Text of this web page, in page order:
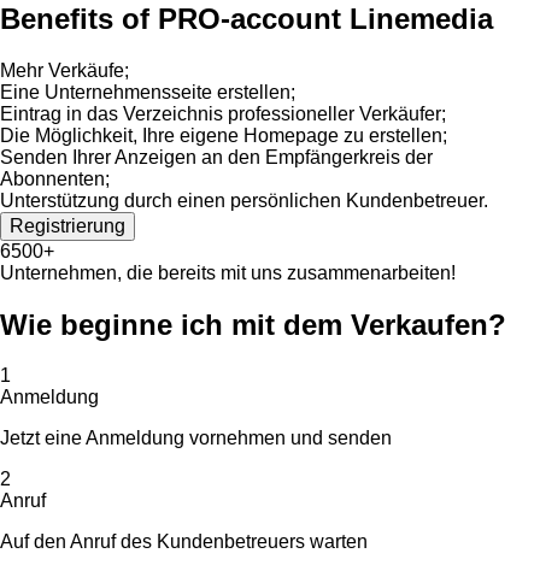
Benefits of PRO-account Linemedia
Mehr Verkäufe;
Eine Unternehmensseite erstellen;
Eintrag in das Verzeichnis professioneller Verkäufer;
Die Möglichkeit, Ihre eigene Homepage zu erstellen;
Senden Ihrer Anzeigen an den Empfängerkreis der
Abonnenten;
Unterstützung durch einen persönlichen Kundenbetreuer.
Registrierung
6500+
Unternehmen, die bereits mit uns zusammenarbeiten!
Wie beginne ich mit dem Verkaufen?
1
Anmeldung
Jetzt eine Anmeldung vornehmen und senden
2
Anruf
Auf den Anruf des Kundenbetreuers warten